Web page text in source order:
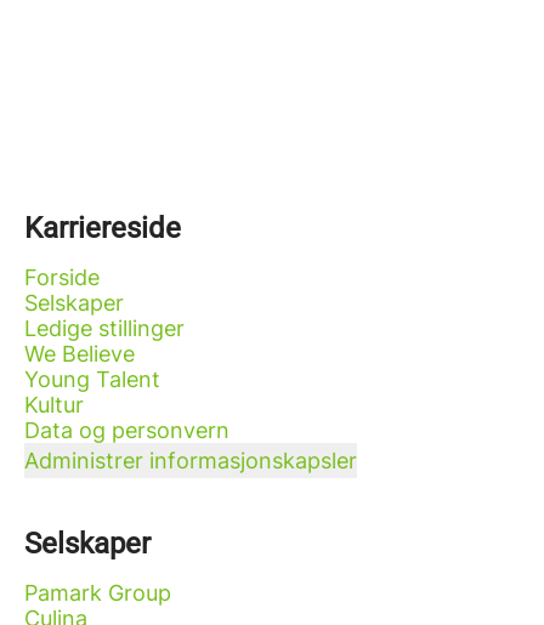
Karriereside
Forside
Selskaper
Ledige stillinger
We Believe
Young Talent
Kultur
Data og personvern
Administrer informasjonskapsler
Selskaper
Pamark Group
Culina